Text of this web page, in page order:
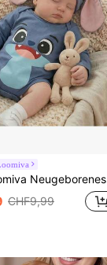
Baby Jungen/Mädchen Cartoon Monster Muster gestrickter weicher Rundhals Langarm Herbst Romper & Mütze 2-teiliges Set
CHF9,99